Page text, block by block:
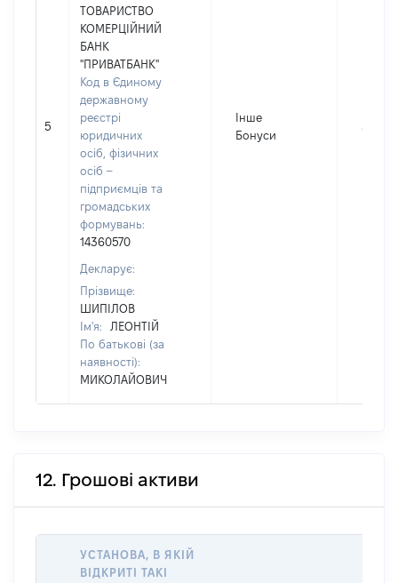
5
ТОВАРИСТВО
КОМЕРЦІЙНИЙ
БАНК
"ПРИВАТБАНК"
Код в Єдиному
державному
реєстрі
юридичних
осіб, фізичних
осіб –
підприємців та
громадських
формувань:
14360570
Декларує:
Прізвище:
ШИПІЛОВ
Ім'я:
ЛЕОНТІЙ
По батькові (за
наявності):
МИКОЛАЙОВИЧ
Інше
Бонуси
30
12. Грошові активи
УСТАНОВА, В ЯКІЙ
ВІДКРИТІ ТАКІ